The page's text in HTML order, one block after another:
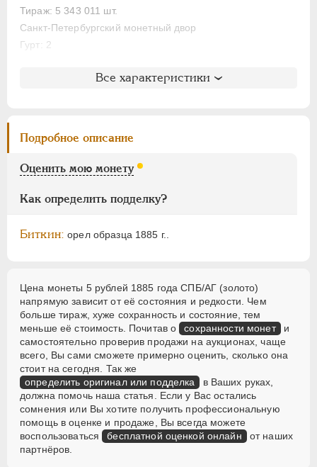
Тираж: 5 343 011 шт.
Санкт-Петербургский монетный двор
Гурт: 2
Литература и редкость
Уздеников: 0289 (точка)
Семёнов
Казаков: 629 (PR-R1)
Рейтинг по Казакову: 18
Все характеристики
Подробное описание
Оценить мою монету
Как определить подделку?
Биткин: орел образца 1885 г..
Цена монеты 5 рублей 1885 года СПБ/АГ (золото)
напрямую зависит от её состояния и редкости. Чем
больше тираж, хуже сохранность и состояние, тем
меньше её стоимость. Почитав о сохранности монет и
самостоятельно проверив продажи на аукционах, чаще
всего, Вы сами сможете примерно оценить, сколько она
стоит на сегодня. Так же
определить оригинал или подделка
в Ваших руках,
должна помочь наша статья. Если у Вас остались
сомнения или Вы хотите получить профессиональную
помощь в оценке и продаже, Вы всегда можете
воспользоваться бесплатной оценкой онлайн от наших
партнёров.
Для Финляндии
Аффинажные слитки
ВРЕМЕННОЕ ПРАВ. 1917-1918